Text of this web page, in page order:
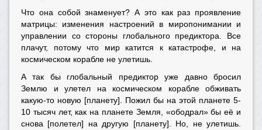
Что она собой знаменует? А это как раз проявление
матрицы: изменения настроений в миропонимании и
управлении со стороны глобального предиктора. Все
плачут, потому что мир катится к катастрофе, и на
космическом корабле не улетишь.
А так бы глобальный предиктор уже давно бросил
Землю и улетел на космическом корабле обживать
какую-то новую [планету]. Пожил бы на этой планете 5-
10 тысяч лет, как на планете Земля, «ободрал» бы её и
снова [полетел] на другую [планету]. Но, не улетишь.